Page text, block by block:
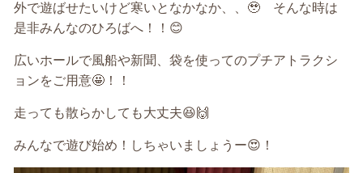
外で遊ばせたいけど寒いとなかなか、、 🥹 そんな時は
是非みんなのひろばへ！！ 😊
広いホールで風船や新聞、袋を使ってのプチアトラクシ
ョンをご用意🤩 ！！
走っても散らかしても大丈夫😆🙌
みんなで遊び始め！しちゃいましょうー😍 ！